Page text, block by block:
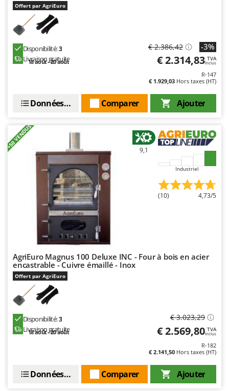
Skil
Smartwood
Smeg
Snapper
Solidur
Spiralmac
Spring Protezione
Spyro
Stiga
Stocker
Sunseeker
Tecla
TecnoGen
Telwin
Tenco
Tineco
Tornado
Trotec
Offert par AgriEuro
Disponibilité:3
Livraison gratuite
18 août - 20 août
€ 2.386,42 -3%
€ 2.314,83 TVA
Inclus
R-147
€ 1.929,03 Hors taxes (HT)
Ajouter
Comparer
Données techniques
+50 VENDUS 9,1
Industriel
(10) 4,73/5
AgriEuro Magnus 100 Deluxe INC - Four à bois en acier
encastrable - Cuivre émaillé - Inox
Offert par AgriEuro
Disponibilité:3
Livraison gratuite
18 août - 20 août
€ 3.023,29
€ 2.569,80 TVA
Inclus
R-182
€ 2.141,50 Hors taxes (HT)
Ajouter
Comparer
Données techniques